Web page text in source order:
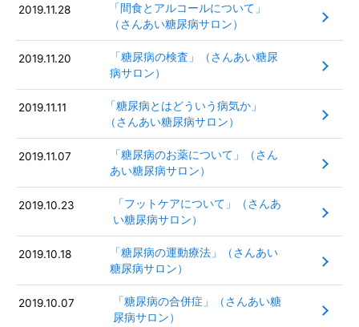
2019.11.28
「間食とアルコールについて」
（さんあい糖尿病サロン）
2019.11.20
「糖尿病の検査」（さんあい糖尿
病サロン）
2019.11.11
「糖尿病とはどういう病気か」
（さんあい糖尿病サロン）
2019.11.07
「糖尿病のお薬について」（さん
あい糖尿病サロン）
2019.10.23
「フットケアについて」（さんあ
い糖尿病サロン）
2019.10.18
「糖尿病の運動療法」（さんあい
糖尿病サロン）
2019.10.07
「糖尿病の合併症」（さんあい糖
尿病サロン）